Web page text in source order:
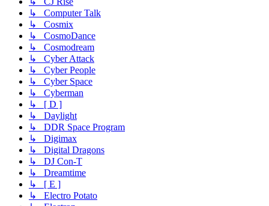
↳ Computer Talk
↳ Cosmix
↳ CosmoDance
↳ Cosmodream
↳ Cyber Attack
↳ Cyber People
↳ Cyber Space
↳ Cyberman
↳ [ D ]
↳ Daylight
↳ DDR Space Program
↳ Digimax
↳ Digital Dragons
↳ DJ Con-T
↳ Dreamtime
↳ [ E ]
↳ Electro Potato